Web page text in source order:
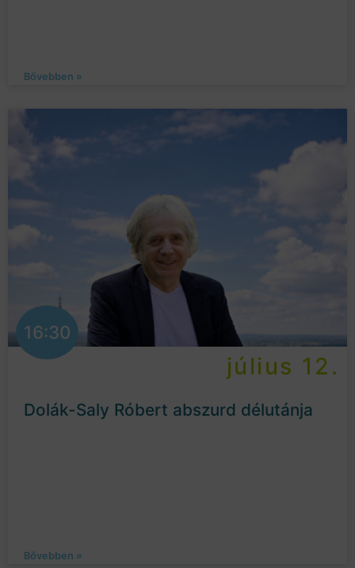
Bővebben »
16:30
július 12.
Dolák-Saly Róbert abszurd délutánja
Bővebben »